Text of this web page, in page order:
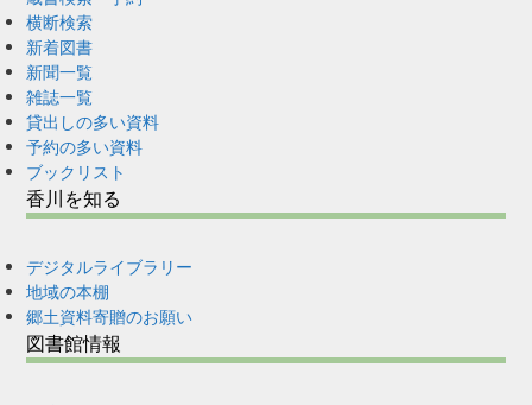
横断検索
新着図書
新聞一覧
雑誌一覧
貸出しの多い資料
予約の多い資料
ブックリスト
香川を知る
デジタルライブラリー
地域の本棚
郷土資料寄贈のお願い
図書館情報